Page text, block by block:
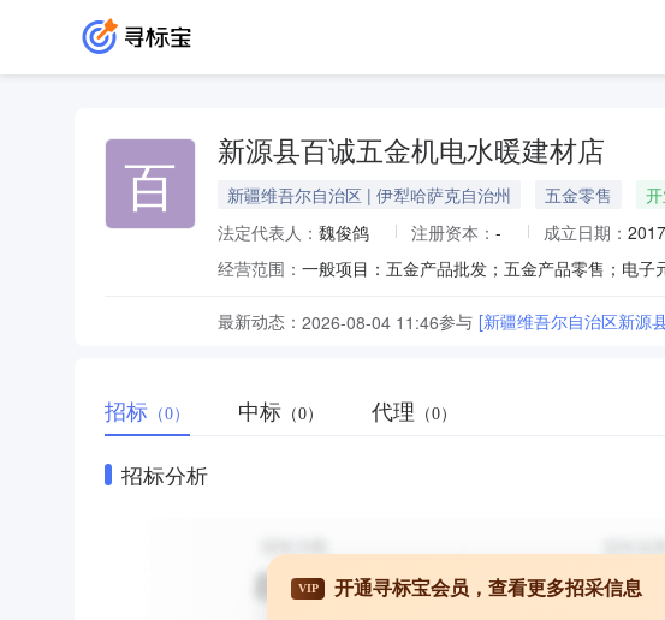
百 新源县百诚五金机电水暖建材店
新疆维吾尔自治区 | 伊犁哈萨克自治州 五金零售
法定代表人： 魏俊鸽 注册资本： - 成立日期：
经营范围：
最新动态： 2026-08-04 11:46参与 [新疆维吾尔自治区新源
招标 （0） 中标 （0） 代理 （0）
招标分析
VIP 开通寻标宝会员，查看更多招采信息